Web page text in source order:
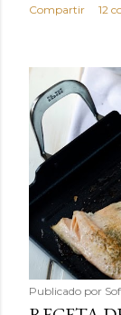
Compartir 12
Publicado por